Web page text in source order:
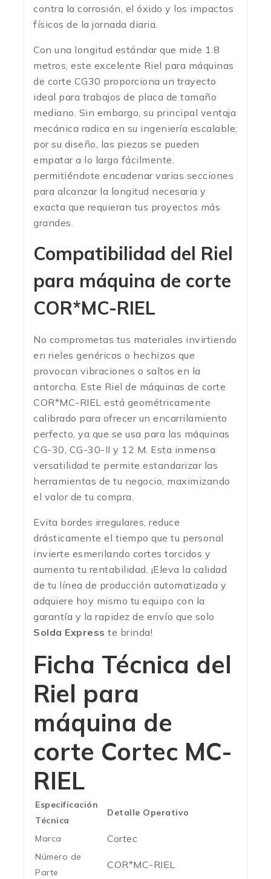
contra la corrosión, el óxido y los impactos
físicos de la jornada diaria.
Con una longitud estándar que mide 1.8
metros, este excelente Riel para máquinas
de corte CG30 proporciona un trayecto
ideal para trabajos de placa de tamaño
mediano. Sin embargo, su principal ventaja
mecánica radica en su ingeniería escalable;
por su diseño, las piezas se pueden
empatar a lo largo fácilmente,
permitiéndote encadenar varias secciones
para alcanzar la longitud necesaria y
exacta que requieran tus proyectos más
grandes.
Compatibilidad del Riel
para máquina de corte
COR*MC-RIEL
No comprometas tus materiales invirtiendo
en rieles genéricos o hechizos que
provocan vibraciones o saltos en la
antorcha. Este Riel de máquinas de corte
COR*MC-RIEL está geométricamente
calibrado para ofrecer un encarrilamiento
perfecto, ya que se usa para las máquinas
CG-30, CG-30-II y 12 M. Esta inmensa
versatilidad te permite estandarizar las
herramientas de tu negocio, maximizando
el valor de tu compra.
Evita bordes irregulares, reduce
drásticamente el tiempo que tu personal
invierte esmerilando cortes torcidos y
aumenta tu rentabilidad. ¡Eleva la calidad
de tu línea de producción automatizada y
adquiere hoy mismo tu equipo con la
garantía y la rapidez de envío que solo
Solda Express te brinda!
Ficha Técnica del
Riel para
máquina de
corte Cortec MC-
RIEL
Especificación
Técnica
Detalle Operativo
Marca Cortec
Número de
Parte
COR*MC-RIEL